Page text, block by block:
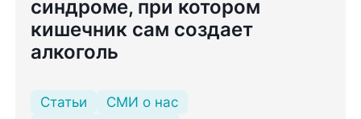
синдроме, при котором
кишечник сам создает
алкоголь
Статьи
СМИ о нас